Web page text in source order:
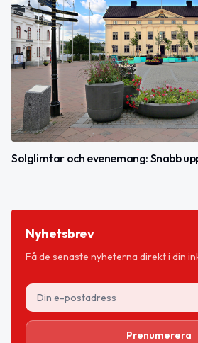
Solglimtar och evenemang: Snabb
Nyhetsbrev
Få de senaste nyheterna direkt i din
Prenumerera